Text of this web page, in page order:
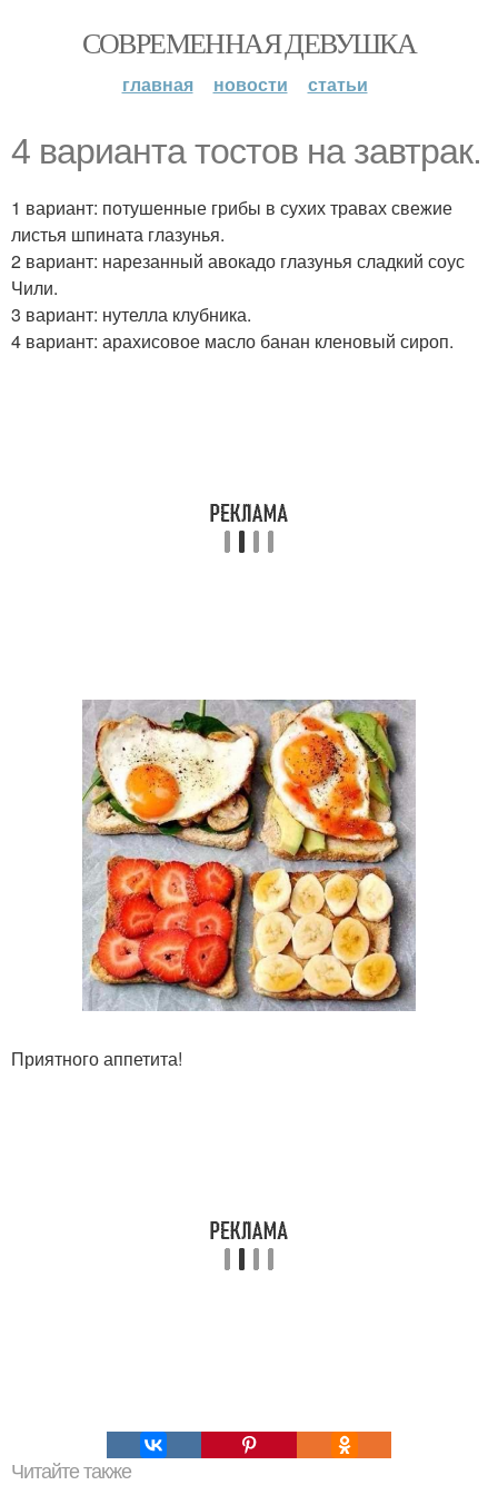
СОВРЕМЕННАЯ ДЕВУШКА
главная новости статьи
4 варианта тостов на завтрак.
1 вариант: потушенные грибы в сухих травах свежие
листья шпината глазунья.
2 вариант: нарезанный авокадо глазунья сладкий соус
Чили.
3 вариант: нутелла клубника.
4 вариант: арахисовое масло банан кленовый сироп.
Приятного аппетита!
Читайте также